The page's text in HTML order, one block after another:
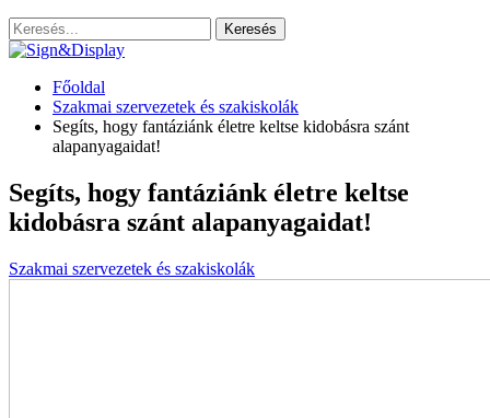
Főoldal
Szakmai szervezetek és szakiskolák
Segíts, hogy fantáziánk életre keltse kidobásra szánt
alapanyagaidat!
Segíts, hogy fantáziánk életre keltse
kidobásra szánt alapanyagaidat!
Szakmai szervezetek és szakiskolák